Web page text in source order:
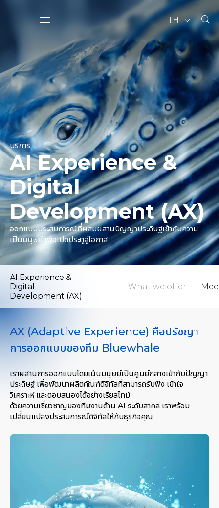
TH
บริการ
AI Experience &
Digital
Development (AX)
ออกแบบประสบการณ์ที่ผสมผสานปัญญาประดิษฐ์เข้ากับความ
เป็นมนุษย์ เพื่อเปิดประตูสู่โอกาส
AI Experience &
Digital
Development (AX)
หน้ารวม What we offer
AX (Adaptive Experience) คือปรัชญา
การออกแบบของทีม Bluewhale
เราผสานการออกแบบโดยเน้นมนุษย์เป็นศูนย์กลางเข้ากับปัญญา
ประดิษฐ์ เพื่อพัฒนาผลิตภัณฑ์ดิจิทัลที่สามารถรับฟัง เข้าใจ
วิเคราะห์ และตอบสนองได้อย่างเรียลไทม์
ด้วยความเชี่ยวชาญของทีมงานด้าน AI ระดับสากล เราพร้อม
เปลี่ยนแปลงประสบการณ์ดิจิทัลให้กับธุรกิจคุณ